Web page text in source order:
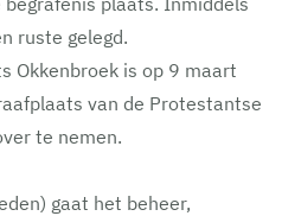
ruste gelegd.
Okkenbroek is op 9 maart
van de Protestantse
te nemen.
gaat het beheer,